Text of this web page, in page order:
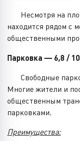
Несмотря на
находится рядом с
общественными
Парковка — 6,8 / 10
Свободные
Многие жители и
общественным
парковками.
Преимущества: